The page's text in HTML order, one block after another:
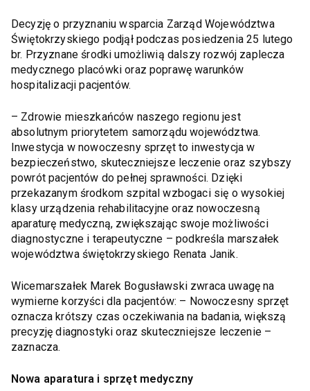
Decyzję o przyznaniu wsparcia Zarząd Województwa
Świętokrzyskiego podjął podczas posiedzenia 25 lutego
br. Przyznane środki umożliwią dalszy rozwój zaplecza
medycznego placówki oraz poprawę warunków
hospitalizacji pacjentów.
– Zdrowie mieszkańców naszego regionu jest
absolutnym priorytetem samorządu województwa.
Inwestycja w nowoczesny sprzęt to inwestycja w
bezpieczeństwo, skuteczniejsze leczenie oraz szybszy
powrót pacjentów do pełnej sprawności. Dzięki
przekazanym środkom szpital wzbogaci się o wysokiej
klasy urządzenia rehabilitacyjne oraz nowoczesną
aparaturę medyczną, zwiększając swoje możliwości
diagnostyczne i terapeutyczne – podkreśla marszałek
województwa świętokrzyskiego Renata Janik.
Wicemarszałek Marek Bogusławski zwraca uwagę na
wymierne korzyści dla pacjentów: – Nowoczesny sprzęt
oznacza krótszy czas oczekiwania na badania, większą
precyzję diagnostyki oraz skuteczniejsze leczenie –
zaznacza.
Nowa aparatura i sprzęt medyczny